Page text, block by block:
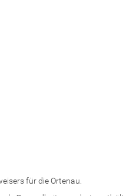
für die Ortenau.